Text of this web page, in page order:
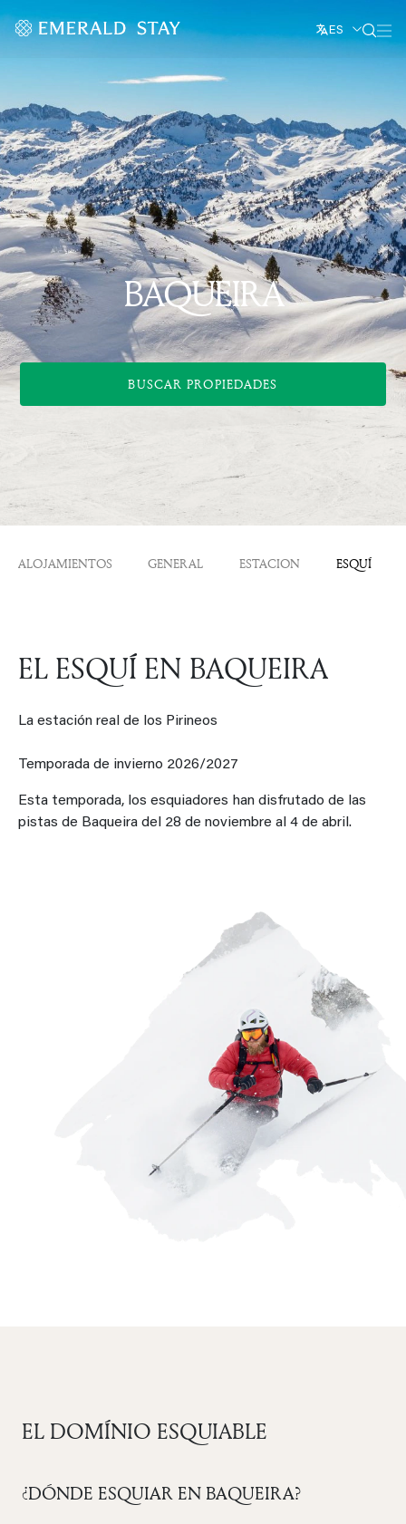
ES
BAQUEIRA
BUSCAR PROPIEDADES
ALOJAMIENTOS GENERAL ESTACION ESQUÍ
EL ESQUÍ EN BAQUEIRA
La estación real de los Pirineos
Temporada de invierno 2026/2027
Esta temporada, los esquiadores han disfrutado de las
pistas de Baqueira del 28 de noviembre al 4 de abril.
EL DOMÍNIO ESQUIABLE
¿DÓNDE ESQUIAR EN BAQUEIRA?